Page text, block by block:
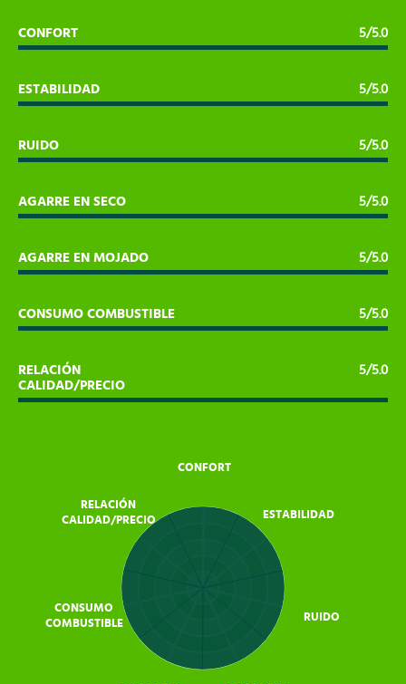
CONFORT 5/5.0
ESTABILIDAD 5/5.0
RUIDO 5/5.0
AGARRE EN SECO 5/5.0
AGARRE EN MOJADO 5/5.0
CONSUMO COMBUSTIBLE 5/5.0
RELACIÓN
CALIDAD/PRECIO
5/5.0
CONFORT
ESTABILIDAD
RUIDO
CONSUMO
COMBUSTIBLE
RELACIÓN
CALIDAD/PRECIO